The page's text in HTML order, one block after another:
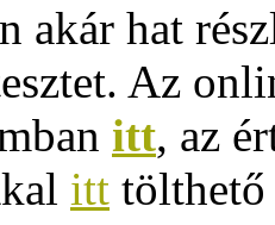
akár hat
Az
itt, az
kal itt tölthető